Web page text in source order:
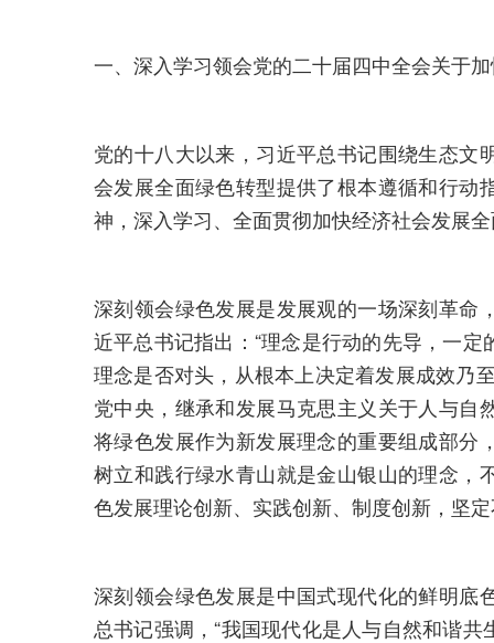
一、深入学习领会党的二十届四中全会关于
党的十八大以来，习近平总书记围绕生态文
会发展全面绿色转型提供了根本遵循和行动
神，深入学习、全面贯彻加快经济社会发展
深刻领会绿色发展是发展观的一场深刻革命
近平总书记指出：“理念是行动的先导，一
理念是否对头，从根本上决定着发展成效乃
党中央，继承和发展马克思主义关于人与自
将绿色发展作为新发展理念的重要组成部分
树立和践行绿水青山就是金山银山的理念，
色发展理论创新、实践创新、制度创新，坚
深刻领会绿色发展是中国式现代化的鲜明底
总书记强调，“我国现代化是人与自然和谐